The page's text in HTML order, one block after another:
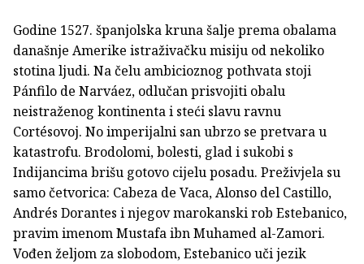
Godine 1527. španjolska kruna šalje prema obalama
današnje Amerike istraživačku misiju od nekoliko
stotina ljudi. Na čelu ambicioznog pothvata stoji
Pánfilo de Narváez, odlučan prisvojiti obalu
neistraženog kontinenta i steći slavu ravnu
Cortésovoj. No imperijalni san ubrzo se pretvara u
katastrofu. Brodolomi, bolesti, glad i sukobi s
Indijancima brišu gotovo cijelu posadu. Preživjela su
samo četvorica: Cabeza de Vaca, Alonso del Castillo,
Andrés Dorantes i njegov marokanski rob Estebanico,
pravim imenom Mustafa ibn Muhamed al-Zamori.
Vođen željom za slobodom, Estebanico uči jezik